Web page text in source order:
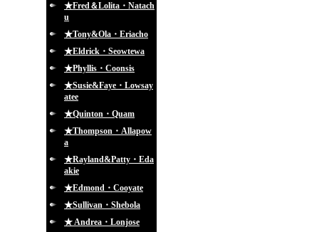
★Fred＆Lolita・Natach
u
★Tony&Ola・Eriacho
★Eldrick・Seowtewa
★Phyllis・Coonsis
★Susie&Faye・Lowsay
atee
★Quinton・Quam
★Thompson・Allapow
a
★Rayland&Patty・Eda
akie
★Edmond・Cooyate
★Sullivan・Shebola
★ Andrea・Lonjose